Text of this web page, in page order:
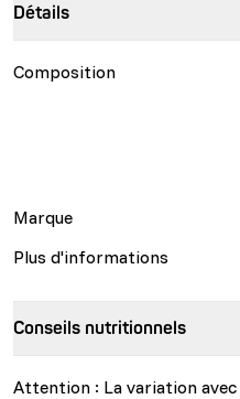
Détails
Composition
Marque
Plus d'informations
Conseils nutritionnels
Attention : La variation